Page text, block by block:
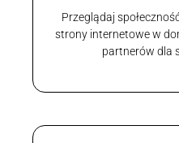
Przeglądaj
strony internetowe w
partnerów dla